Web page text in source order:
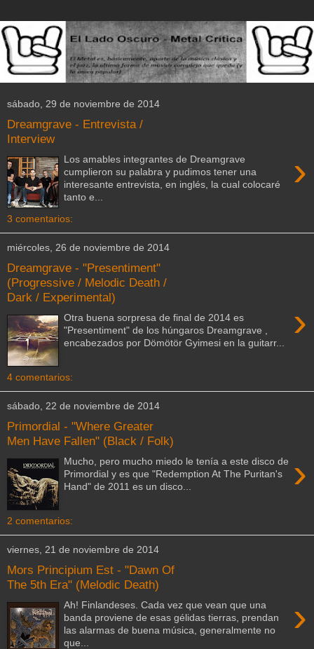
sábado, 29 de noviembre de 2014
Dreamgrave - Entrevista /
Interview
›
Los amables integrantes de Dreamgrave
cumplieron su palabra y pudimos tener una
interesante entrevista, en inglés, la cual colocaré
tanto e...
3 comentarios:
miércoles, 26 de noviembre de 2014
Dreamgrave - "Presentiment"
(Progressive / Melodic Death /
Dark / Experimental)
›
Otra buena sorpresa de final de 2014 es
"Presentiment" de los húngaros Dreamgrave ,
encabezados por Dömötör Gyimesi en la guitarr...
4 comentarios:
sábado, 22 de noviembre de 2014
Primordial - "Where Greater
Men Have Fallen" (Black / Folk)
›
Mucho, pero mucho miedo le tenía a este disco de
Primordial y es que "Redemption At The Puritan's
Hand" de 2011 es un disco...
2 comentarios:
viernes, 21 de noviembre de 2014
Mors Principium Est - "Dawn Of
The 5th Era" (Melodic Death)
›
Ah! Finlandeses. Cada vez que vean que una
banda proviene de esas gélidas tierras, prendan
las alarmas de buena música, generalmente no
que...